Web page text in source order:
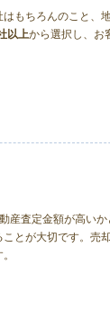
はもちろんのこと、
以上から選択し、お
産査定金額が高い
ことが大切です。売